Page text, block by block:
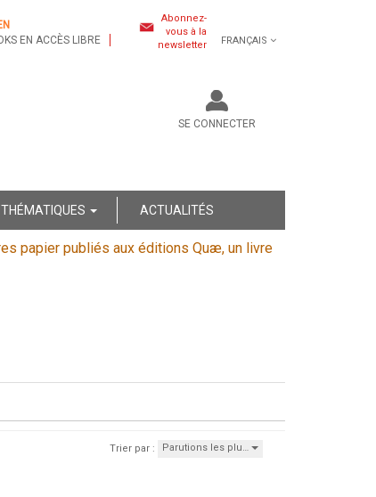
EN ACCÈS LIBRE
Abonnez-
vous à la
newsletter
FRANÇAIS
SE CONNECTER
THÉMATIQUES ACTUALITÉS
papier publiés aux éditions Quæ, un livre
Trier par : Parutions les plu…